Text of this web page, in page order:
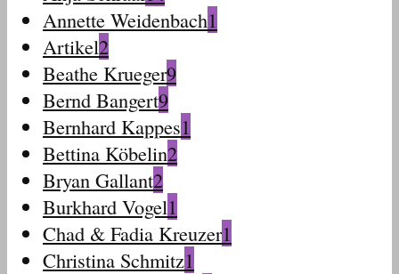
Annette Weidenbach1
Artikel2
Beathe Krueger9
Bernd Bangert9
Bernhard Kappes1
Bettina Köbelin2
Bryan Gallant2
Burkhard Vogel1
Chad & Fadia Kreuzer1
Christina Schmitz1